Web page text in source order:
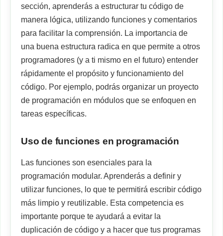
sección, aprenderás a estructurar tu código de
manera lógica, utilizando funciones y comentarios
para facilitar la comprensión. La importancia de
una buena estructura radica en que permite a otros
programadores (y a ti mismo en el futuro) entender
rápidamente el propósito y funcionamiento del
código. Por ejemplo, podrás organizar un proyecto
de programación en módulos que se enfoquen en
tareas específicas.
Uso de funciones en programación
Las funciones son esenciales para la
programación modular. Aprenderás a definir y
utilizar funciones, lo que te permitirá escribir código
más limpio y reutilizable. Esta competencia es
importante porque te ayudará a evitar la
duplicación de código y a hacer que tus programas